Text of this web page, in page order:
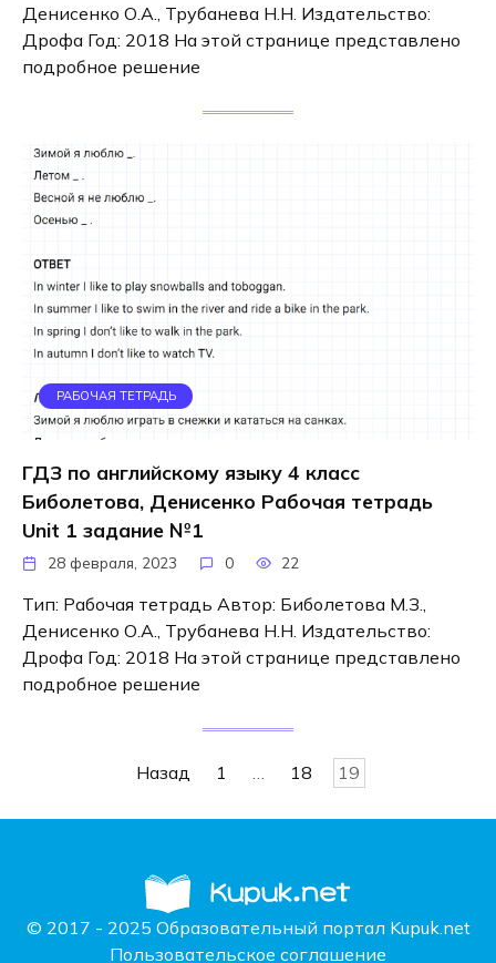
Денисенко О.А., Трубанева Н.Н. Издательство:
Дрофа Год: 2018 На этой странице представлено
подробное решение
РАБОЧАЯ ТЕТРАДЬ
ГДЗ по английскому языку 4 класс
Биболетова, Денисенко Рабочая тетрадь
Unit 1 задание №1
28 февраля, 2023 0 22
Тип: Рабочая тетрадь Автор: Биболетова М.З.,
Денисенко О.А., Трубанева Н.Н. Издательство:
Дрофа Год: 2018 На этой странице представлено
подробное решение
записям
Назад 1 … 18 19
© 2017 - 2025 Образовательный портал Kupuk.net
Пользовательское соглашение